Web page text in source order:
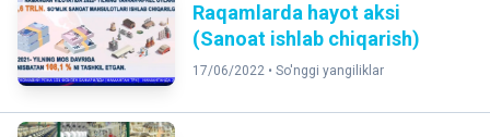
Raqamlarda hayot aksi
(Sanoat ishlab chiqarish)
17/06/2022 • So'nggi yangiliklar